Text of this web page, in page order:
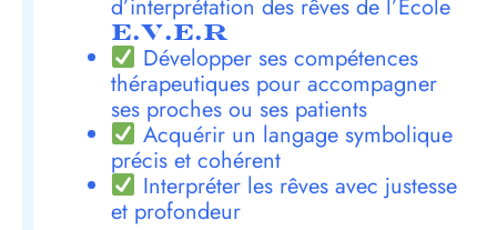
d’interprétation des rêves de l’École
E.V.E.R
Développer ses compétences
thérapeutiques pour accompagner
ses proches ou ses patients
Acquérir un langage symbolique
précis et cohérent
Interpréter les rêves avec justesse
et profondeur